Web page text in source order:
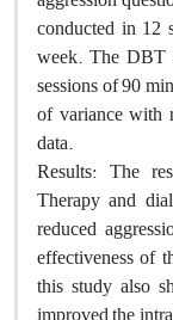
conducted in 12
week. The DBT
sessions of 90
of variance with
data.
Results: The
Therapy and
reduced
effectiveness of
this study also